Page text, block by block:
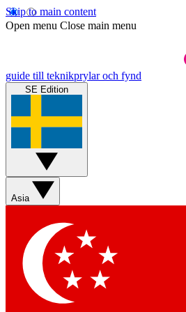
Skip to main content
Open menu Close main menu
guide till teknikprylar och fynd
SE Edition
Asia